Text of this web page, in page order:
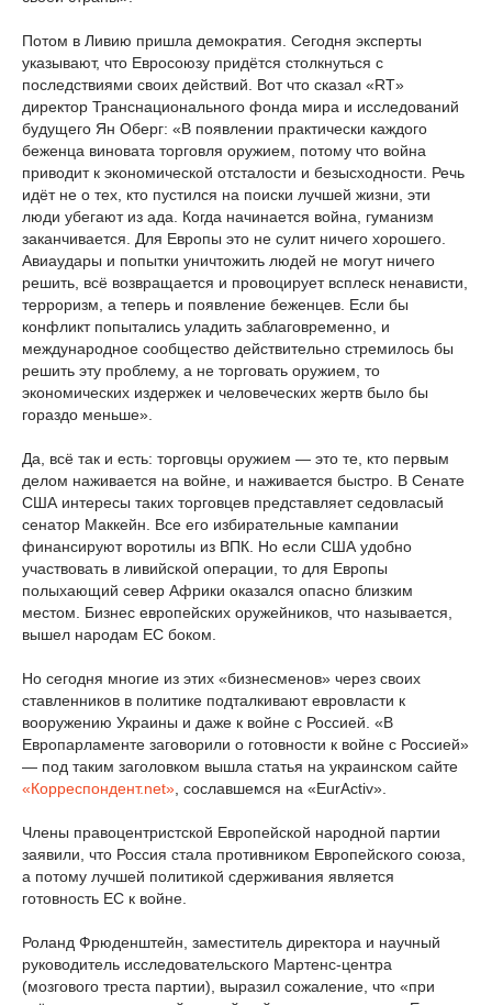
Потом в Ливию пришла демократия. Сегодня эксперты
указывают, что Евросоюзу придётся столкнуться с
последствиями своих действий. Вот что сказал «RT»
директор Транснационального фонда мира и исследований
будущего Ян Оберг: «В появлении практически каждого
беженца виновата торговля оружием, потому что война
приводит к экономической отсталости и безысходности. Речь
идёт не о тех, кто пустился на поиски лучшей жизни, эти
люди убегают из ада. Когда начинается война, гуманизм
заканчивается. Для Европы это не сулит ничего хорошего.
Авиаудары и попытки уничтожить людей не могут ничего
решить, всё возвращается и провоцирует всплеск ненависти,
терроризм, а теперь и появление беженцев. Если бы
конфликт попытались уладить заблаговременно, и
международное сообщество действительно стремилось бы
решить эту проблему, а не торговать оружием, то
экономических издержек и человеческих жертв было бы
гораздо меньше».
Да, всё так и есть: торговцы оружием — это те, кто первым
делом наживается на войне, и наживается быстро. В Сенате
США интересы таких торговцев представляет седовласый
сенатор Маккейн. Все его избирательные кампании
финансируют воротилы из ВПК. Но если США удобно
участвовать в ливийской операции, то для Европы
полыхающий север Африки оказался опасно близким
местом. Бизнес европейских оружейников, что называется,
вышел народам ЕС боком.
Но сегодня многие из этих «бизнесменов» через своих
ставленников в политике подталкивают евровласти к
вооружению Украины и даже к войне с Россией. «В
Европарламенте заговорили о готовности к войне с Россией»
— под таким заголовком вышла статья на украинском сайте
«Корреспондент.net» , сославшемся на «EurActiv».
Члены правоцентристской Европейской народной партии
заявили, что Россия стала противником Европейского союза,
а потому лучшей политикой сдерживания является
готовность ЕС к войне.
Роланд Фрюденштейн, заместитель директора и научный
руководитель исследовательского Мартенс-центра
(мозгового треста партии), выразил сожаление, что «при